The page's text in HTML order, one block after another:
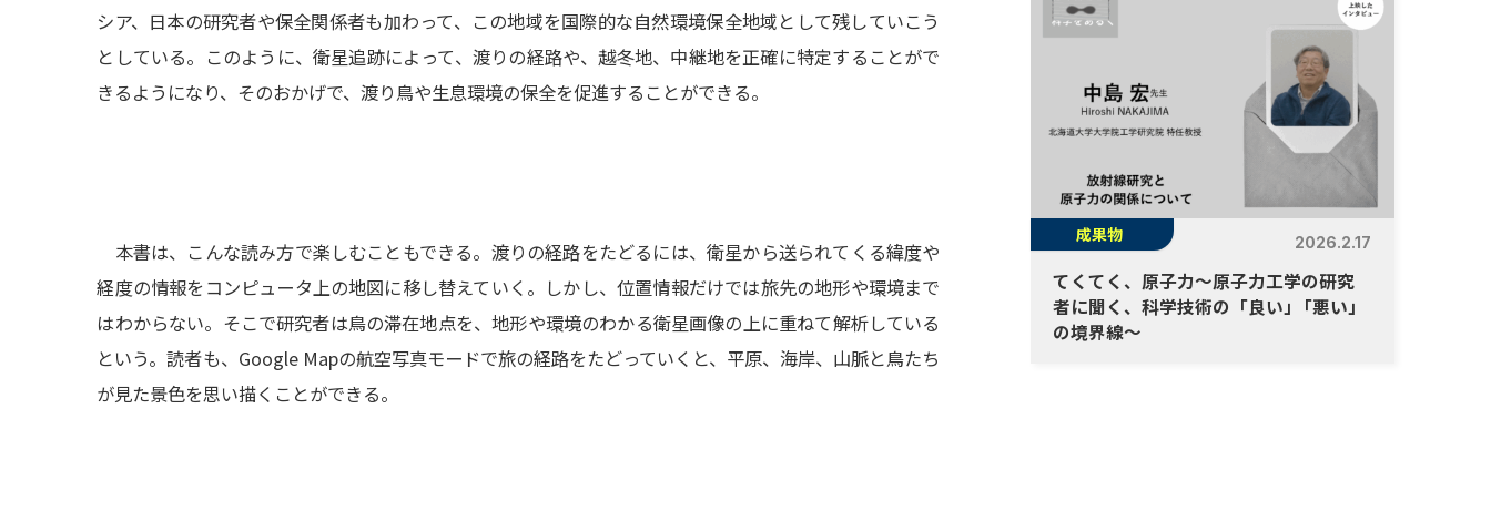
シア、日本の研究者や保全関係者も加わって、この地域を国際的な自然環境保全地域として残していこう
としている。このように、衛星追跡によって、渡りの経路や、越冬地、中継地を正確に特定することがで
きるようになり、そのおかげで、渡り鳥や生息環境の保全を促進することができる。
本書は、こんな読み方で楽しむこともできる。渡りの経路をたどるには、衛星から送られてくる緯度や
経度の情報をコンピュータ上の地図に移し替えていく。しかし、位置情報だけでは旅先の地形や環境まで
はわからない。そこで研究者は鳥の滞在地点を、地形や環境のわかる衛星画像の上に重ねて解析している
という。読者も、Google Mapの航空写真モードで旅の経路をたどっていくと、平原、海岸、山脈と鳥たち
が見た景色を思い描くことができる。
成果物 2026.2.17
てくてく、原子力～原子力工学の研究
者に聞く、科学技術の「良い」
「悪い」
の境界線～